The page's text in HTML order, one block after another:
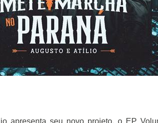
apresenta seu novo projeto, o EP